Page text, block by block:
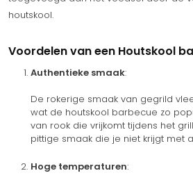
houtskool.
Voordelen van een Houtskool
Authentieke smaak:
De rokerige smaak van gegrild
wat de houtskool barbecue zo
van rook die vrijkomt tijdens het
pittige smaak die je niet krijgt met
Hoge temperaturen: